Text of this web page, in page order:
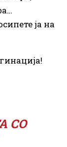
ја на
СО